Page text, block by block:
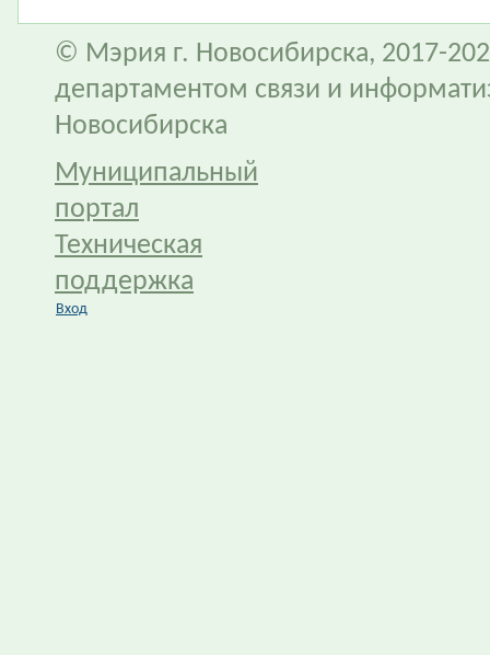
© Мэрия г. Новосибирска, 2017-
департаментом связи и
Новосибирска
Муниципальный
портал
Техническая
поддержка
Вход